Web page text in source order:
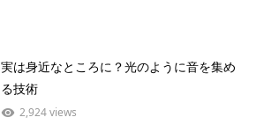
実は身近なところに？光のように音を集め
る技術
2,924 views